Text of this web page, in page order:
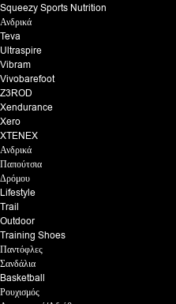
Squeezy Sports Nutrition
Ανδρικά
Teva
Ultraspire
Vibram
Vivobarefoot
Z3ROD
Xendurance
Xero
XTENEX
Ανδρικά
Παπούτσια
Δρόμου
Lifestyle
Trail
Outdoor
Training Shoes
Παντόφλες
Σανδάλια
Basketball
Ρουχισμός